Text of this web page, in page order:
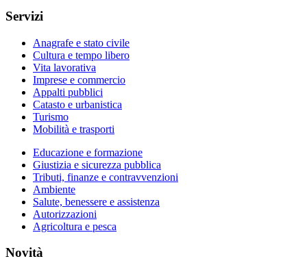
Servizi
Anagrafe e stato civile
Cultura e tempo libero
Vita lavorativa
Imprese e commercio
Appalti pubblici
Catasto e urbanistica
Turismo
Mobilità e trasporti
Educazione e formazione
Giustizia e sicurezza pubblica
Tributi, finanze e contravvenzioni
Ambiente
Salute, benessere e assistenza
Autorizzazioni
Agricoltura e pesca
Novità